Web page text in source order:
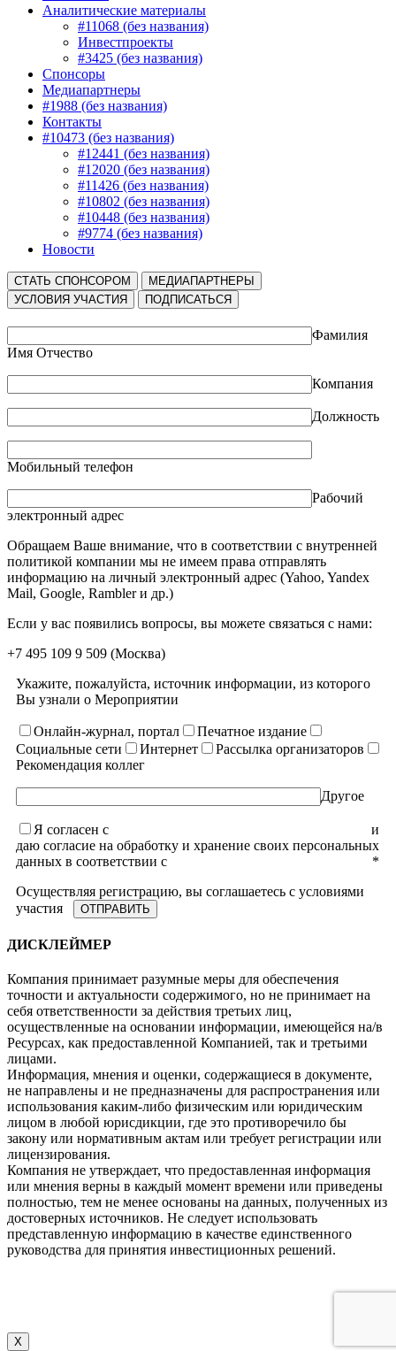
Аналитические материалы
#11068 (без названия)
Инвестпроекты
#3425 (без названия)
Спонсоры
Медиапартнеры
#1988 (без названия)
Контакты
#10473 (без названия)
#12441 (без названия)
#12020 (без названия)
#11426 (без названия)
#10802 (без названия)
#10448 (без названия)
#9774 (без названия)
Новости
СТАТЬ СПОНСОРОМ
МЕДИАПАРТНЕРЫ
УСЛОВИЯ УЧАСТИЯ
ПОДПИСАТЬСЯ
Фамилия
Имя Отчество
Компания
Должность
Мобильный телефон
Рабочий
электронный адрес
Обращаем Ваше внимание, что в соответствии с внутренней
политикой компании мы не имеем права отправлять
информацию на личный электронный адрес (Yahoo, Yandex
Mail, Google, Rambler и др.)
Если у вас появились вопросы, вы можете связаться с нами:
+7 495 109 9 509 (Москва)
Укажите, пожалуйста, источник информации, из которого
Вы узнали о Мероприятии
Онлайн-журнал, портал
Печатное издание
Социальные сети
Интернет
Рассылка организаторов
Рекомендация коллег
Другое
Я согласен с
и
даю согласие на обработку и хранение своих персональных
данных в соответствии с
*
Осуществляя регистрацию, вы соглашаетесь с условиями
участия
ДИСКЛЕЙМЕР
Компания принимает разумные меры для обеспечения
точности и актуальности содержимого, но не принимает на
себя ответственности за действия третьих лиц,
осуществленные на основании информации, имеющейся на/в
Ресурсах, как предоставленной Компанией, так и третьими
лицами.
Информация, мнения и оценки, содержащиеся в документе,
не направлены и не предназначены для распространения или
использования каким-либо физическим или юридическим
лицом в любой юрисдикции, где это противоречило бы
закону или нормативным актам или требует регистрации или
лицензирования.
Компания не утверждает, что предоставленная информация
или мнения верны в каждый момент времени или приведены
полностью, тем не менее основаны на данных, полученных из
достоверных источников. Не следует использовать
представленную информацию в качестве единственного
руководства для принятия инвестиционных решений.
X